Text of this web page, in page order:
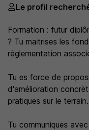
Le profil
Formation : futur
? Tu maitrises les
règlementation
Tu es force de
d'amélioration
pratiques sur le terrain.
Tu communiques